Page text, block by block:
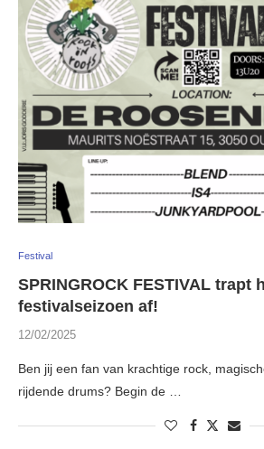
Festival
SPRINGROCK FESTIVAL trapt
festivalseizoen af!
12/02/2025
Ben jij een fan van krachtige rock,
rijdende drums? Begin de …